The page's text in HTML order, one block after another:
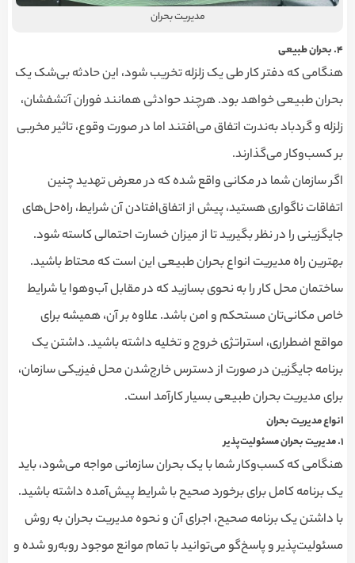
مدیریت بحران
4. بحران طبیعی
هنگامی که دفتر کار طی یک زلزله تخریب شود، این حادثه بی‌شک یک
بحران طبیعی خواهد بود. هرچند حوادثی همانند فوران آتشفشان،
زلزله و گردباد به‌ندرت اتفاق می‌افتند اما در صورت وقوع، تاثیر مخربی
بر کسب‌وکار می‌گذارند.
اگر سازمان شما در مکانی واقع شده که در معرض تهدید چنین
اتفاقات ناگواری هستید، پیش از اتفاق‌افتادن آن شرایط، راه‌حل‌های
جایگزینی را در نظر بگیرید تا از میزان خسارت احتمالی کاسته شود.
بهترین راه مدیریت انواع بحران طبیعی این است که محتاط باشید.
ساختمان محل کار را به نحوی بسازید که در مقابل آب‌وهوا یا شرایط
خاص مکانی‌تان مستحکم و امن باشد. علاوه بر آن، همیشه برای
مواقع اضطراری، استراتژی خروج و تخلیه داشته باشید. داشتن یک
برنامه جایگزین در صورت از دسترس خارج‌شدن محل فیزیکی سازمان،
برای مدیریت بحران طبیعی بسیار کارآمد است.
انواع مدیریت بحران
۱.مدیریت بحران مسئولیت‌پذیر
هنگامی که کسب‌وکار شما با یک بحران سازمانی مواجه می‌شود، باید
یک برنامه کامل برای برخورد صحیح با شرایط پیش‌آمده داشته باشید.
با داشتن یک برنامه صحیح، اجرای آن و نحوه مدیریت بحران به روش
مسئولیت‌پذیر و پاسخ‌گو می‌توانید با تمام موانع موجود روبه‌رو شده و